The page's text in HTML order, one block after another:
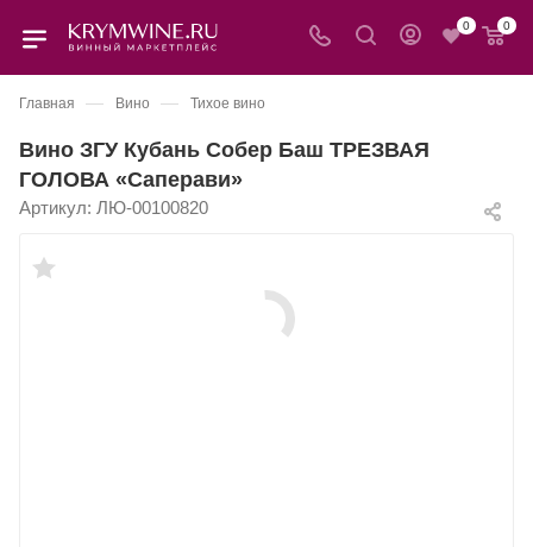
0 0
Главная — Вино — Тихое вино
Вино ЗГУ Кубань Собер Баш ТРЕЗВАЯ
ГОЛОВА «Саперави»
Артикул: ЛЮ-00100820